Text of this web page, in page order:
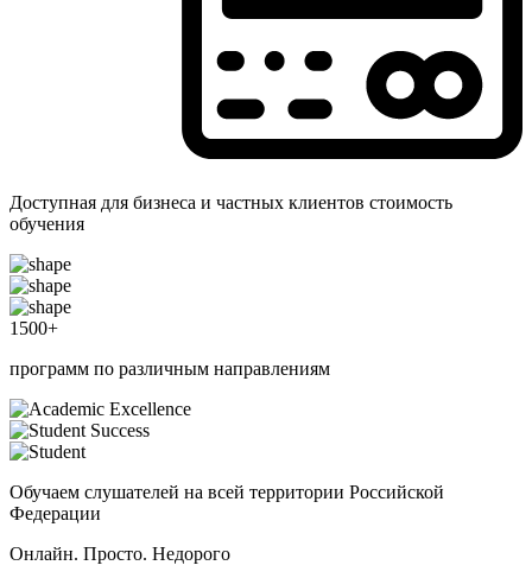
Доступная для бизнеса и частных клиентов стоимость
обучения
1500+
программ по различным направлениям
Обучаем слушателей на всей территории Российской
Федерации
Онлайн. Просто. Недорого